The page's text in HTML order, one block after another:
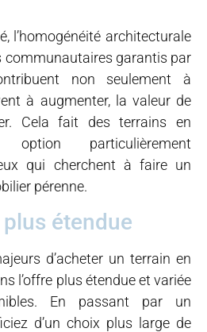
l’homogénéité architecturale
communautaires garantis par
non seulement à
à augmenter, la valeur de
Cela fait des terrains en
particulièrement
qui cherchent à faire un
pérenne.
étendue
d’acheter un terrain en
l’offre plus étendue et variée
En passant par un
d’un choix plus large de